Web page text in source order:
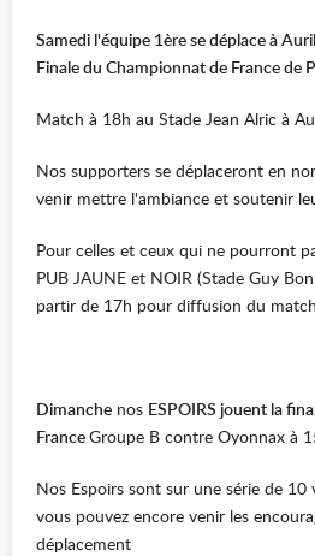
Samedi l'équipe 1ère se déplace à
Finale du Championnat de France de
Match à 18h au Stade Jean Alric à
Nos supporters se déplaceront en
venir mettre l'ambiance et soutenir
Pour celles et ceux qui ne pourront
PUB JAUNE et NOIR (Stade Guy
partir de 17h pour diffusion du
Dimanche nos ESPOIRS jouent la
FranceGroupe B contre Oyonnax à
Nos Espoirs sont sur une série de 10
vous pouvez encore venir les
déplacement